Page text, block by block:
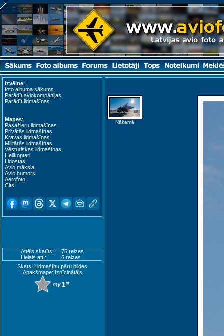
Izvēlne:
foto albuma sākums
Parādīt aviokompānijas
Parādīt lidmašīnas
Mapes:
Pasažieru lidmašīnas
Privātās lidmašīnas
Kravas lidmašīnas
Militārās lidmašīnas
Vēsturiskas lidmašīnas
Helikopteri
Lidostas
Avio māksla
Avio humors
Aerofoto
Cits
Attēls skatīts:
75 reizes
Lielais att.:
6 reizes
Skats: Lidmašīnu pāru bildes
Apakšmape: Iznīcinātājs
Nākamā